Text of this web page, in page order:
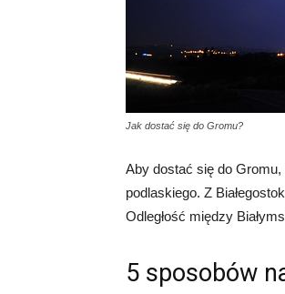
Jak dostać się do Gromu?
Aby dostać się do
podlaskiego. Z
Odległość między
5 sposobów